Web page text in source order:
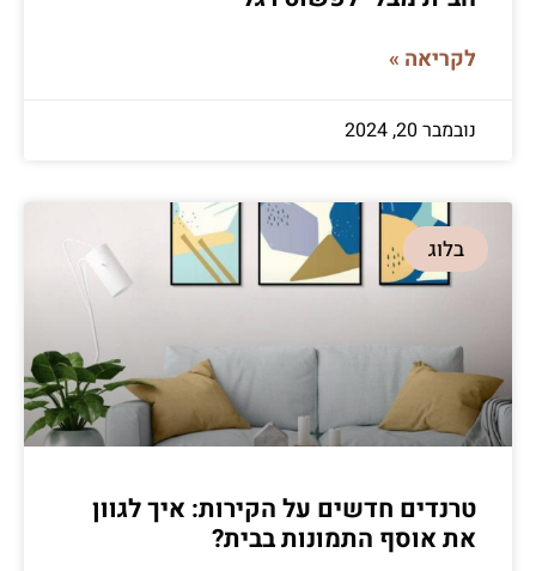
לקריאה »
נובמבר 20, 2024
בלוג
טרנדים חדשים על הקירות: איך לגוון
את אוסף התמונות בבית?